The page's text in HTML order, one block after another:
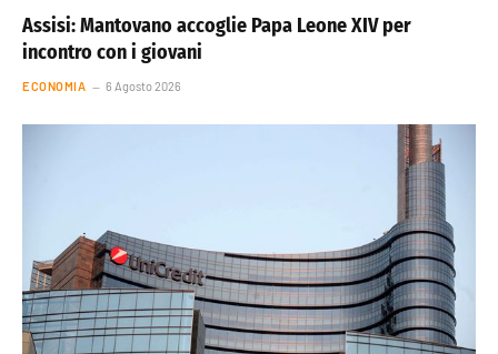
Assisi: Mantovano accoglie Papa Leone XIV per
incontro con i giovani
ECONOMIA 6 Agosto 2026